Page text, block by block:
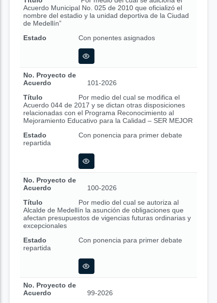
Acuerdo Municipal No. 025 de 2010 que oficializó el
nombre del estadio y la unidad deportiva de la Ciudad
de Medellín”
Estado
Con ponentes asignados
No. Proyecto de
Acuerdo
101-2026
Título
Por medio del cual se modifica el
Acuerdo 044 de 2017 y se dictan otras disposiciones
relacionadas con el Programa Reconocimiento al
Mejoramiento Educativo para la Calidad – SER MEJOR
Estado
Con ponencia para primer debate
repartida
No. Proyecto de
Acuerdo
100-2026
Título
Por medio del cual se autoriza al
Alcalde de Medellín la asunción de obligaciones que
afectan presupuestos de vigencias futuras ordinarias y
excepcionales
Estado
Con ponencia para primer debate
repartida
No. Proyecto de
Acuerdo
99-2026